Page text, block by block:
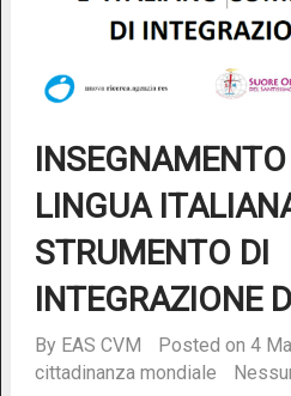
LINGUA
STRUMENTO DI
INTEGRAZIONE
By EAS CVM Posted on 4
cittadinanza mondiale